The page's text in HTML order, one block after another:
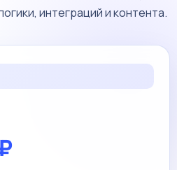
интеграций и контента.